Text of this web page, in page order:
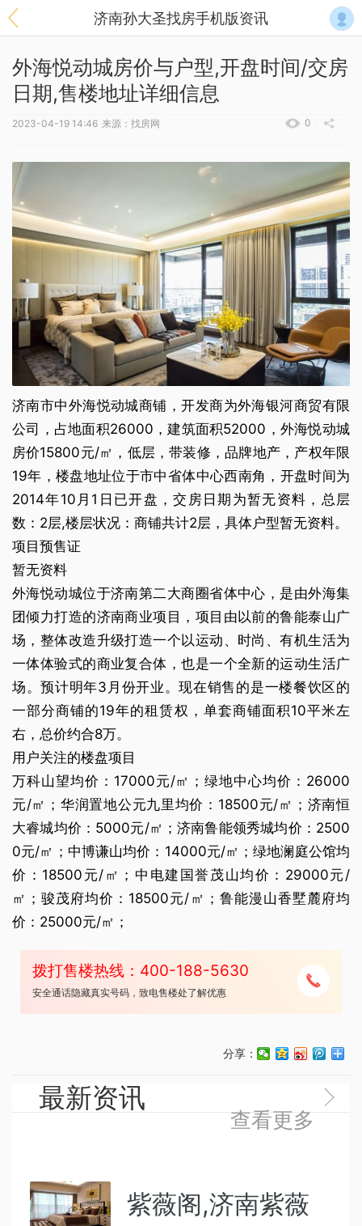
济南孙大圣找房手机版资讯
外海悦动城房价与户型,开盘时间/交房
日期,售楼地址详细信息
0
2023-04-19 14:46 来源：找房网
济南市中外海悦动城商铺，开发商为外海银河商贸有限
公司，占地面积26000，建筑面积52000，外海悦动城
房价15800元/㎡，低层，带装修，品牌地产，产权年限
19年，楼盘地址位于市中省体中心西南角，开盘时间为
2014年10月1日已开盘，交房日期为暂无资料，总层
数：2层,楼层状况：商铺共计2层，具体户型暂无资料。
项目预售证
暂无资料
外海悦动城位于济南第二大商圈省体中心，是由外海集
团倾力打造的济南商业项目，项目由以前的鲁能泰山广
场，整体改造升级打造一个以运动、时尚、有机生活为
一体体验式的商业复合体，也是一个全新的运动生活广
场。预计明年3月份开业。现在销售的是一楼餐饮区的
一部分商铺的19年的租赁权，单套商铺面积10平米左
右，总价约合8万。
用户关注的楼盘项目
万科山望均价：17000元/㎡；绿地中心均价：26000
元/㎡；华润置地公元九里均价：18500元/㎡；济南恒
大睿城均价：5000元/㎡；济南鲁能领秀城均价：2500
0元/㎡；中博谦山均价：14000元/㎡；绿地澜庭公馆均
价：18500元/㎡；中电建国誉茂山均价：29000元/
㎡；骏茂府均价：18500元/㎡；鲁能漫山香墅麓府均
价：25000元/㎡；
拨打售楼热线：400-188-5630
安全通话隐藏真实号码，致电售楼处了解优惠
分享：
最新资讯
查看更多
紫薇阁,济南紫薇